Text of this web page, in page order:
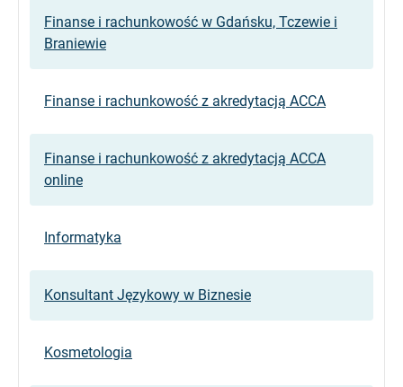
Finanse i rachunkowość w Gdańsku, Tczewie i
Braniewie
Finanse i rachunkowość z akredytacją ACCA
Finanse i rachunkowość z akredytacją ACCA
online
Informatyka
Konsultant Językowy w Biznesie
Kosmetologia